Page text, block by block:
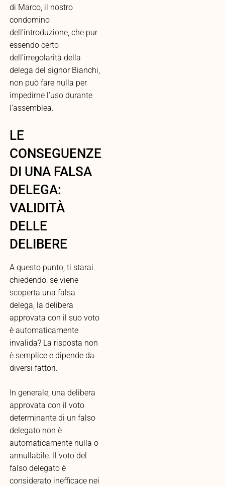
di Marco, il nostro
condomino
dell’introduzione, che pur
essendo certo
dell’irregolarità della
delega del signor Bianchi,
non può fare nulla per
impedirne l’uso durante
l’assemblea.
LE
CONSEGUENZE
DI UNA FALSA
DELEGA:
VALIDITÀ
DELLE
DELIBERE
A questo punto, ti starai
chiedendo: se viene
scoperta una falsa
delega, la delibera
approvata con il suo voto
è automaticamente
invalida? La risposta non
è semplice e dipende da
diversi fattori.
In generale, una delibera
approvata con il voto
determinante di un falso
delegato non è
automaticamente nulla o
annullabile. Il voto del
falso delegato è
considerato inefficace nei